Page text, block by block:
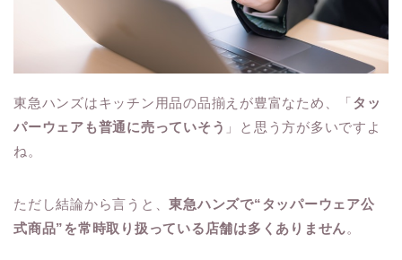
東急ハンズはキッチン用品の品揃えが豊富なため、「タッ
パーウェアも普通に売っていそう 」と思う方が多いですよ
ね。
ただし結論から言うと、東急ハンズで“タッパーウェア公
式商品”を常時取り扱っている店舗は多くありません。